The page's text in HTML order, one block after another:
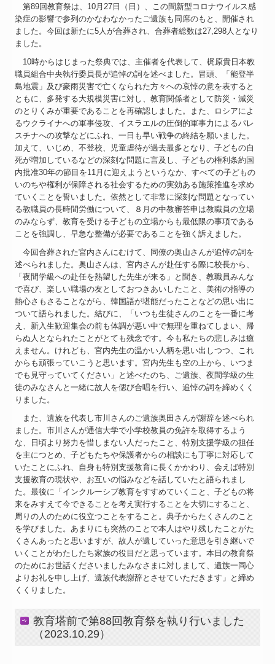
第89回教育祭は、10月27日（日）、この間新型コロナウイルス感
染症の影響で参列のかなわなかったご遺族も同席のもと、開催され
ました。今回は新たに5人が合葬され、合葬者総数は27,298人となり
ました。
10時からはじまった祭典では、主催者を代表して、梶原貴日本教
職員組合中央執行委員長が追悼の詞を述べました。冒頭、「能登半
島地震」及び豪雨災害で亡くなられた方々への哀悼の意を表すると
ともに、多発する大規模災害に対し、教育関係者として防災・減災
のとりくみが重要であることを再確認しました。また、ロシアによ
るウクライナへの軍事侵攻、イスラエルの圧倒的軍事力によるパレ
スチナへの攻撃などにふれ、一日も早い戦争の終結を願いました。
加えて、いじめ、不登校、児童虐待が過去最多となり、子どもの自
死が増加しているなどの深刻な問題に言及し、子どもの権利条約国
内批准30年の節目を11月に迎えようというなか、すべての子どもの
いのちや権利が保障される社会するための実効ある施策推進を求め
ていくことを誓いました。依然として非常に深刻な問題となってい
る教職員の長時間労働について、８月の中教審答申は教職員の立場
のみならず、教育を受ける子どもの立場からも最低限の事項である
ことを強調し、早急な整備が必要であることを強く訴えました。
今回合葬された宮内さんにむけて、同僚の奥山さんが追悼の詞を
述べられました。奥山さんは、宮内さんが赴任する際に校長から、
「夜間学級への赴任を熱望した先生が来る」と聞き、教職員みんな
で喜び、楽しい職場の友としておつきあいしたこと、美術の指導の
熱心さもさることながら、韓国語が堪能だったことなどの思い出に
ついて語られました。結びに、「いつも生徒さんのことを一番に考
え、新入生歓迎集会の前も体調が悪い中で無理を重ねてしまい、帰
らぬ人となられたことがとても残念です。今も私たちの悲しみは癒
えません。けれども、宮内先生の温かい人柄を思い出しつつ、これ
からも頑張っていこうと思います。宮内先生も空の上から、いつま
でも見守っていてください」と述べたのち、ご遺族、夜間学級の生
徒のみなさんと一緒に故人を偲び合唱を行い、追悼の詞を締めくく
りました。
また、遺族を代表し市川さんのご遺族奥田さんが謝辞を述べられ
ました。市川さんが通信大学で小学校教員の免許を取得するよう
な、日頃より努力を惜しまない人だったこと、特別支援学級の担任
を主につとめ、子どもたちや保護者からの相談にも丁寧に対応して
いたことにふれ、自身も特別支援教育に長くかかわり、会えば特別
支援教育の現状や、お互いの悩みなどを話していたと語られまし
た。最後に「インクルーシブ教育をすすめていくこと、子どもの将
来をみすえて今できることを考え実行することを大切にすること、
周りの人のために役立つことをすること。典子からたくさんのこと
を学びました。あまりにも突然のことで本人はやり残したことがた
くさんあったと思いますが、故人が遺していった意思を引き継いで
いくことがわたしたち家族の役目だと思っています。本日の教育祭
のためにお世話くださいましたみなさまに対しまして、遺族一同心
よりお礼を申し上げ、遺族代表謝辞とさせていただきます」と締め
くくりました。
教育塔前で第88回教育祭を執り行いました
（2023.10.29）